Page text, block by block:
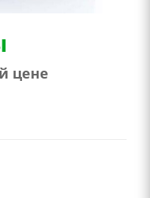
цене